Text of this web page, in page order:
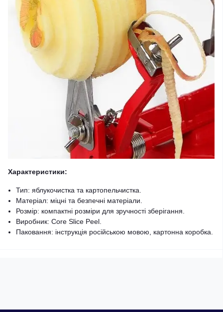
Характеристики:
Тип: яблукочистка та картопельчистка.
Матеріал: міцні та безпечні матеріали.
Розмір: компактні розміри для зручності зберігання.
Виробник: Core Slice Peel.
Паковання: інструкція російською мовою, картонна коробка.